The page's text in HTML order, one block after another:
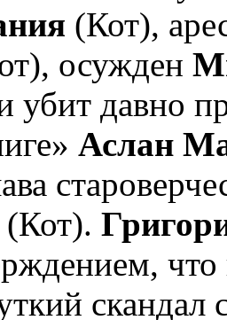
(Кот),
осужден
убит давно
Аслан
(Кот).
скандал